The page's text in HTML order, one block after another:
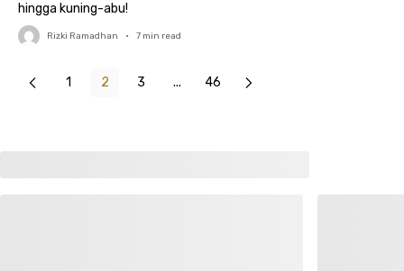
hingga kuning-abu!
Rizki Ramadhan • 7 min read
1 2 3 ... 46